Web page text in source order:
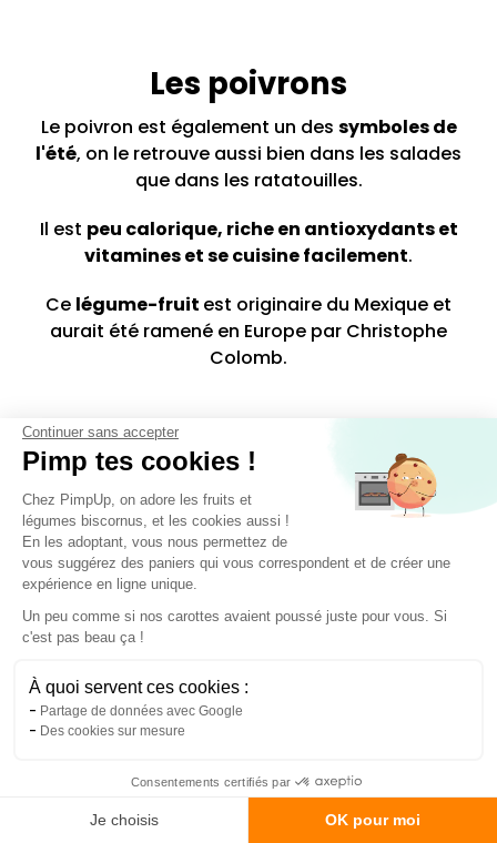
Continuer sans accepter
Pimp tes cookies !
Chez PimpUp, on adore les fruits et
légumes biscornus, et les cookies aussi !
En les adoptant, vous nous permettez de
vous suggérez des paniers qui vous correspondent et de créer une
expérience en ligne unique.
Un peu comme si nos carottes avaient poussé juste pour vous. Si
c'est pas beau ça !
À quoi servent ces cookies :
Partage de données avec Google
Des cookies sur mesure
Consentements certifiés par
Je choisis OK pour moi
Les poivrons
Le poivron est également un des symboles de
l'été, on le retrouve aussi bien dans les salades
que dans les ratatouilles.
Il est peu calorique, riche en antioxydants et
vitamines et se cuisine facilement.
Ce légume-fruit est originaire du Mexique et
aurait été ramené en Europe par Christophe
Colomb.
Les différentes variétés
Bien qu’il soit utilisé comme un légume, le
poivron est en réalité lefruit d’une plante
Il en existe plusieurs variétés que l’on différencie
par leurs formes, leurs tailles et, surtout, leurs
Ils changent de couleur durant le mûrissement : le
poivron vertest cueilli avant sa pleine maturité,
et ensuiterougeune fois mûr. Avant de le
pépinsde même que la
membrane blanche
, plutôt indigeste.